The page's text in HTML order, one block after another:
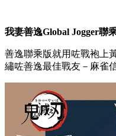
我妻善逸Global Jogger聯
善逸聯乘版就用咗戰袍上
繡咗善逸最佳戰友－麻雀